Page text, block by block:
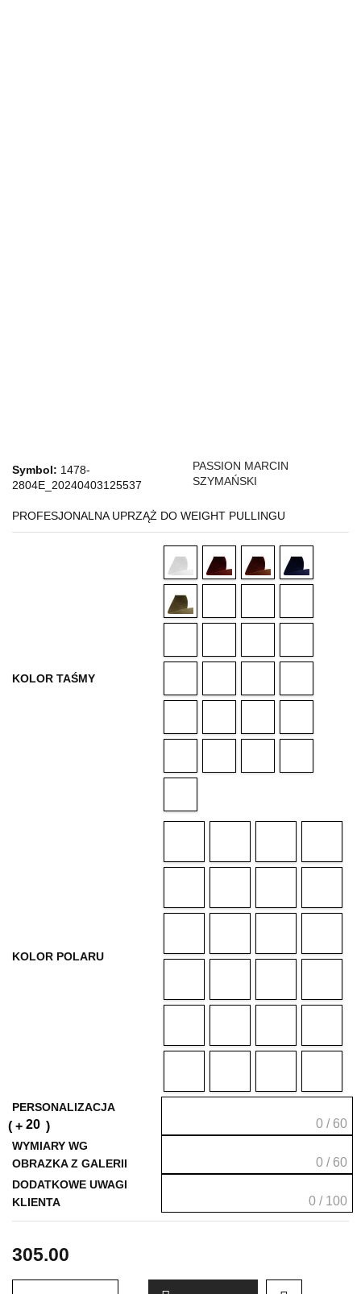
Symbol: 1478-
2804E_20240403125537
PASSION MARCIN
SZYMAŃSKI
PROFESJONALNA UPRZĄŻ DO WEIGHT PULLINGU
KOLOR TAŚMY
KOLOR POLARU
PERSONALIZACJA
20 0 / 60
WYMIARY WG
OBRAZKA Z GALERII
0 / 60
DODATKOWE UWAGI
KLIENTA
0 / 100
305.00